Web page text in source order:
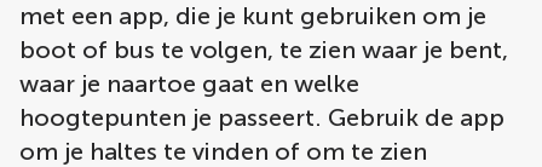
met een app, die je kunt gebruiken om je
boot of bus te volgen, te zien waar je bent,
waar je naartoe gaat en welke
hoogtepunten je passeert. Gebruik de app
om je haltes te vinden of om te zien